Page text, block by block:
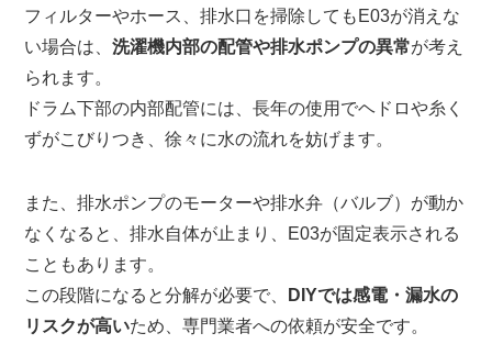
フィルターやホース、排水口を掃除してもE03が消えな
い場合は、洗濯機内部の配管や排水ポンプの異常が考え
られます。
ドラム下部の内部配管には、長年の使用でヘドロや糸く
ずがこびりつき、徐々に水の流れを妨げます。
また、排水ポンプのモーターや排水弁（バルブ）が動か
なくなると、排水自体が止まり、E03が固定表示される
こともあります。
この段階になると分解が必要で、
DIYでは感電・漏水の
リスクが高いため、専門業者への依頼が安全です。